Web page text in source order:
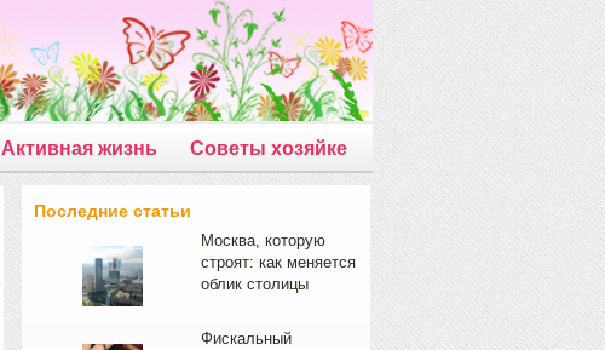
Активная жизнь Советы хозяйке
Последние статьи
Москва, которую
строят: как меняется
облик столицы
Фискальный